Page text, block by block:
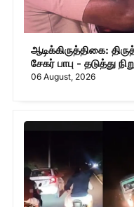
ஆடிக்கிருத்திகை:
சேகர் பாபு - தடுத்து
06 August, 2026